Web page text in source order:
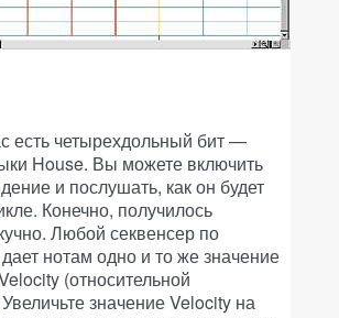
есть четырехдольный бит —
House. Вы можете включить
и послушать, как он будет
Конечно, получилось
Любой секвенсер по
нотам одно и то же значение
(относительной
значение Velocity на